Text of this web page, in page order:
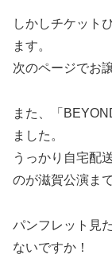
しかしチケット
ます。
次のページでお
また、「
ました。
うっかり自宅配
のが滋賀公演ま
パンフレット見
ないですか！